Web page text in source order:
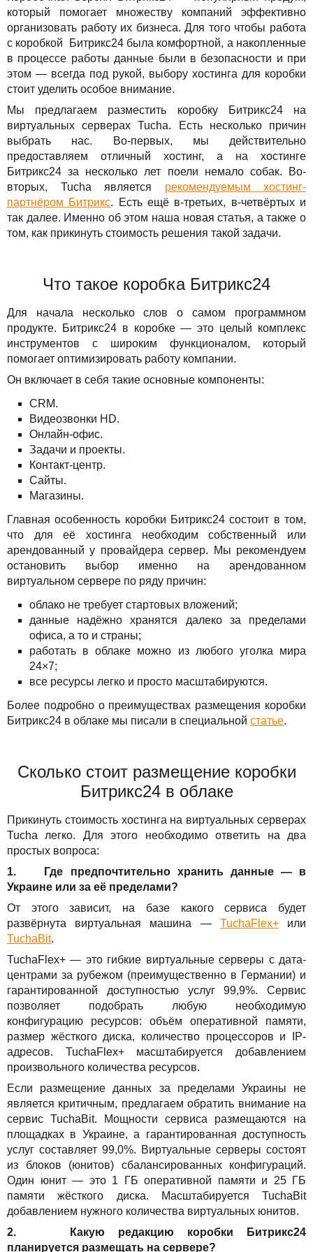
TuchaBackup
TuchaHosting
TuchaSync
Удаленный офис
Реселінг хостингу
Карьера
Контакты
Решения
Для бизнеса
Техподдержка
Инструкции
FAQ
Интервью
Авторская колонка
Праздники
Акции
который помогает множеству компаний эффективно
организовать работу их бизнеса. Для того чтобы работа
с коробкой Битрикс24 была комфортной, а накопленные
в процессе работы данные были в безопасности и при
этом — всегда под рукой, выбору хостинга для коробки
стоит уделить особое внимание.
Мы предлагаем разместить коробку Битрикс24 на
виртуальных серверах Tucha. Есть несколько причин
выбрать нас. Во-первых, мы действительно
предоставляем отличный хостинг, а на хостинге
Битрикс24 за несколько лет поели немало собак. Во-
вторых, Tucha является рекомендуемым хостинг-
партнёром Битрикс. Есть ещё в-третьих, в-четвёртых и
так далее. Именно об этом наша новая статья, а также о
том, как прикинуть стоимость решения такой задачи.
Что такое коробка Битрикс24
Для начала несколько слов о самом программном
продукте. Битрикс24 в коробке — это целый комплекс
инструментов с широким функционалом, который
помогает оптимизировать работу компании.
Он включает в себя такие основные компоненты:
CRM.
Видеозвонки HD.
Онлайн-офис.
Задачи и проекты.
Контакт-центр.
Сайты.
Магазины.
Главная особенность коробки Битрикс24 состоит в том,
что для её хостинга необходим собственный или
арендованный у провайдера сервер. Мы рекомендуем
остановить выбор именно на арендованном
виртуальном сервере по ряду причин:
облако не требует стартовых вложений;
данные надёжно хранятся далеко за пределами
офиса, а то и страны;
работать в облаке можно из любого уголка мира
24×7;
все ресурсы легко и просто масштабируются.
Более подробно о преимуществах размещения коробки
Битрикс24 в облаке мы писали в специальной статье.
Сколько стоит размещение коробки
Битрикс24 в облаке
Прикинуть стоимость хостинга на виртуальных серверах
Tucha легко. Для этого необходимо ответить на два
простых вопроса:
1. Где предпочтительно хранить данные — в
Украине или за её пределами?
От этого зависит, на базе какого сервиса будет
развёрнута виртуальная машина — TuchaFlex+или
TuchaBit.
TuchaFlex+ — это гибкие виртуальные серверы с дата-
центрами за рубежом (преимущественно в Германии) и
гарантированной доступностью услуг 99,9%. Сервис
позволяет подобрать любую необходимую
конфигурацию ресурсов: объём оперативной памяти,
размер жёсткого диска, количество процессоров и IP-
адресов. TuchaFlex+ масштабируется добавлением
произвольного количества ресурсов.
Если размещение данных за пределами Украины не
является критичным, предлагаем обратить внимание на
сервис TuchaBit. Мощности сервиса размещаются на
площадках в Украине, а гарантированная доступность
услуг составляет 99,0%. Виртуальные серверы состоят
из блоков (юнитов) сбалансированных конфигураций.
Один юнит — это 1 ГБ оперативной памяти и 25 ГБ
памяти жёсткого диска. Масштабируется TuchaBit
добавлением нужного количества виртуальных юнитов.
2. Какую редакцию коробки Битрикс24
планируется размещать на сервере?